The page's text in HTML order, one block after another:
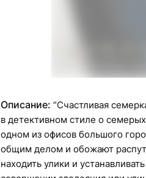
Описание: “Счастливая
в детективном стиле о
одном из офисов большого
общим делом и обожают
находить улики и